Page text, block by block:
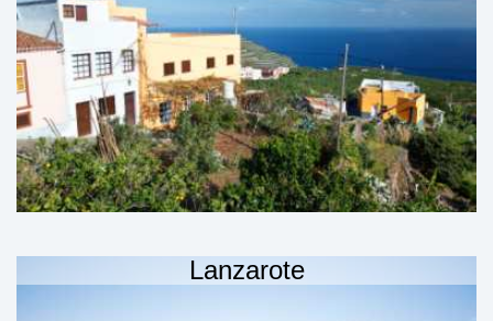
Lanzarote